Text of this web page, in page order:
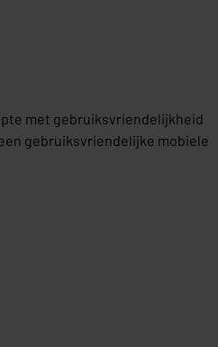
met gebruiksvriendelijkheid
gebruiksvriendelijke mobiele